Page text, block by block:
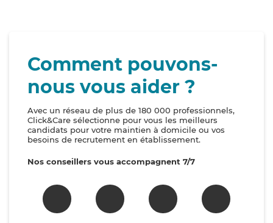
Comment pouvons-
nous vous aider ?
Avec un réseau de plus de 180 000 professionnels,
Click&Care sélectionne pour vous les meilleurs
candidats pour votre maintien à domicile ou vos
besoins de recrutement en établissement.
Nos conseillers vous accompagnent 7/7